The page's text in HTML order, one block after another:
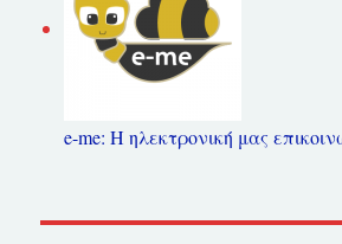
e-me: Η ηλεκτρονική μας